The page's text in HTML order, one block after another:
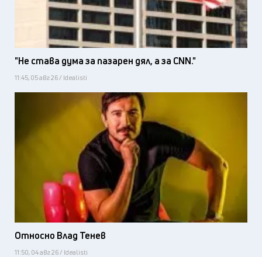
"Не става дума за пазарен дял, а за CNN."
11:45, 05 авг 26 / Idealisti
Относно Влад Тенев
11:50, 04 авг 26 / Idealisti